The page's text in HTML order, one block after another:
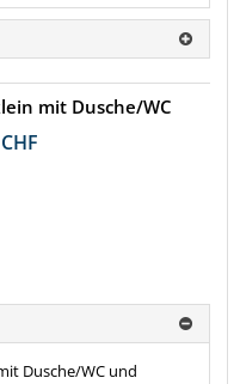
mit Dusche/WC
Dusche/WC und